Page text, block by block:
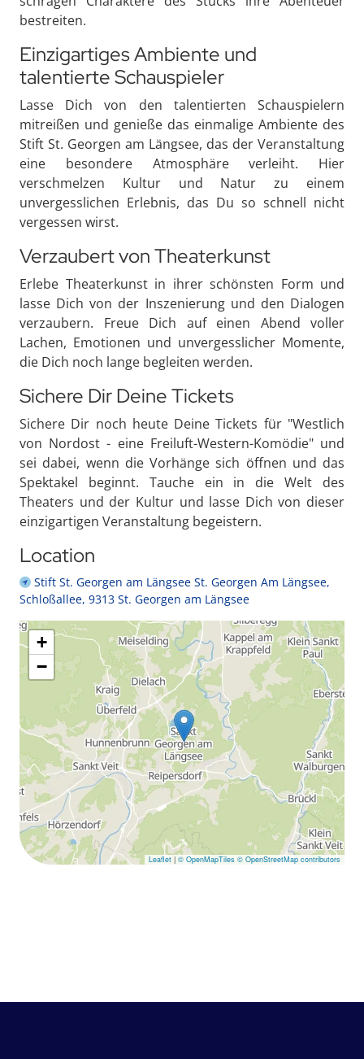
bestreiten.
Einzigartiges Ambiente und
talentierte Schauspieler
Lasse Dich von den talentierten Schauspielern
mitreißen und genieße das einmalige Ambiente des
Stift St. Georgen am Längsee, das der Veranstaltung
eine besondere Atmosphäre verleiht. Hier
verschmelzen Kultur und Natur zu einem
unvergesslichen Erlebnis, das Du so schnell nicht
vergessen wirst.
Verzaubert von Theaterkunst
Erlebe Theaterkunst in ihrer schönsten Form und
lasse Dich von der Inszenierung und den Dialogen
verzaubern. Freue Dich auf einen Abend voller
Lachen, Emotionen und unvergesslicher Momente,
die Dich noch lange begleiten werden.
Sichere Dir Deine Tickets
Sichere Dir noch heute Deine Tickets für "Westlich
von Nordost - eine Freiluft-Western-Komödie" und
sei dabei, wenn die Vorhänge sich öffnen und das
Spektakel beginnt. Tauche ein in die Welt des
Theaters und der Kultur und lasse Dich von dieser
einzigartigen Veranstaltung begeistern.
Location
Stift St. Georgen am Längsee St. Georgen Am Längsee,
Schloßallee, 9313 St. Georgen am Längsee
+
−
Leaflet | © OpenMapTiles © OpenStreetMap contributors